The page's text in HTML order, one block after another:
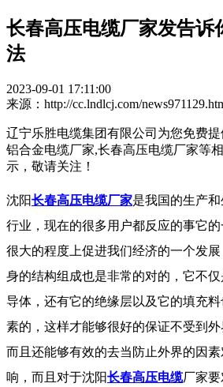
长春高压电缆厂家发告诉
法
2023-09-01 17:11:00
来源：http://cc.lndlcj.com/
辽宁乐胜电缆集团有限公司为您免费提
铝合金电缆厂家,长春高压电缆厂家等
示，敬请关注！
沈阳长春高压电缆厂家是我国的生产
行业，现在的很多用户都反应的事它
很大的程度上促进我们经济的一个发
身的结构组成也是非常的对的，它不
导体，还有它的绝缘层以及它的填充
素的，这样才能够很好的保证不受到外
而且还能够有效的去当防止外界的因
响，而且对于沈阳长春高压电缆厂家